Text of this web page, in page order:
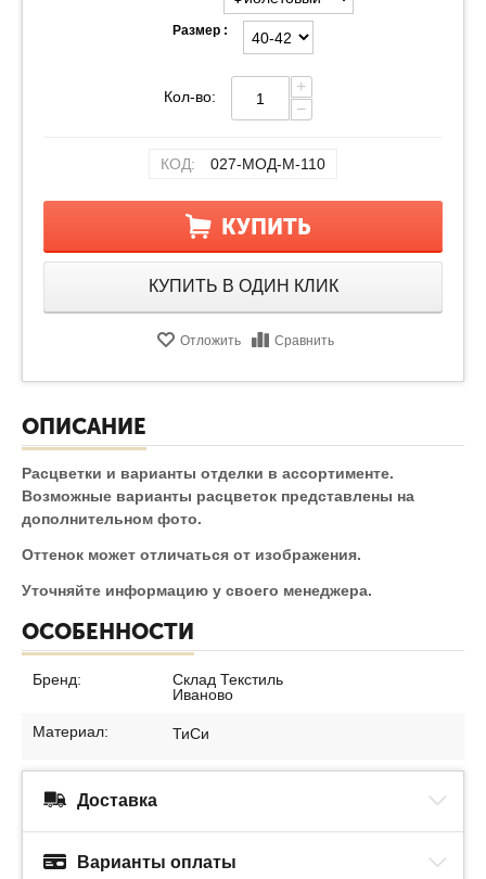
Размер :
Кол-во:
+
−
КОД: 027-МОД-М-110
КУПИТЬ
КУПИТЬ В ОДИН КЛИК
Отложить Сравнить
ОПИСАНИЕ
Расцветки и варианты отделки в ассортименте.
Возможные варианты расцветок представлены на
дополнительном фото.
Оттенок может отличаться от изображения.
Уточняйте информацию у своего менеджера.
ОСОБЕННОСТИ
Бренд:
Склад Текстиль
Иваново
Материал: ТиСи
Доставка
Варианты оплаты